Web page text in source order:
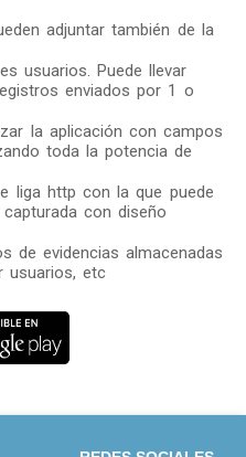
adjuntar también de la
usuarios. Puede llevar
enviados por 1 o
la aplicación con campos
toda la potencia de
liga http con la que puede
con diseño
de evidencias almacenadas
usuarios, etc